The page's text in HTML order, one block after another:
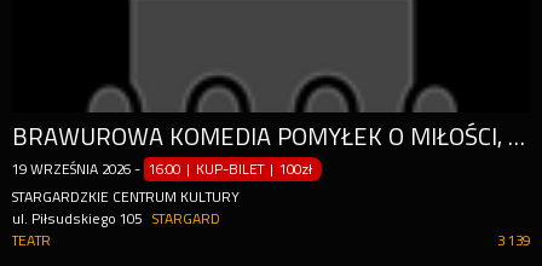
BRAWUROWA KOMEDIA POMYŁEK O MIŁOŚCI, AMBICJACH I... BARDZO RODZINNYCH INTERESACH
19 WRZEŚNIA 2026 - 16:00 | KUP-BILET |100zł
STARGARDZKIE CENTRUM KULTURY
ul. Piłsudskiego 105
STARGARD
3 139
TEATR